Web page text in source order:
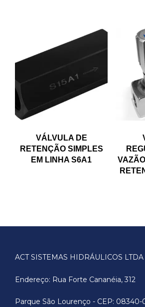
VÁLVULA DE
RETENÇÃO SIMPLES
EM LINHA S6A1
ACT SISTEMAS HIDRÁULICOS LTDA
Endereço: Rua Forte Cananéia, 312
Parque São Lourenço - CEP: 08340-